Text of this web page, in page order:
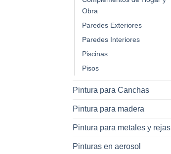
Obra
Paredes Exteriores
Paredes Interiores
Piscinas
Pisos
Pintura para Canchas
Pintura para madera
Pintura para metales y rejas
Pinturas en aerosol